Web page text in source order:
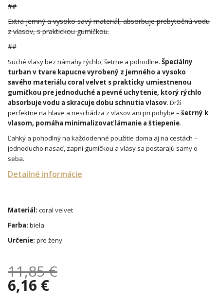
##
Extra jemný a vysoko savý materiál, absorbuje prebytočnú vodu
z vlasov, s praktickou gumičkou.
##
Suché vlasy bez námahy rýchlo, šetrne a pohodlne. Špeciálny
turban v tvare kapucne vyrobený z jemného a vysoko
savého materiálu coral velvet s prakticky umiestnenou
gumičkou pre jednoduché a pevné uchytenie, ktorý rýchlo
absorbuje vodu a skracuje dobu schnutia vlasov. Drží
perfektne na hlave a neschádza z vlasov ani pri pohybe –šetrný k
vlasom, pomáha minimalizovať lámanie a štiepenie.
Ľahký a pohodlný na každodenné použitie doma aj na cestách –
jednoducho nasaď, zapni gumičkou a vlasy sa postarajú samy o
seba.
Detailné informácie
Materiál: coral velvet
Farba: biela
Určenie: pre ženy
11,85 €
6,16 €